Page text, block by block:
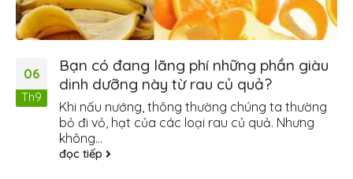
06
Th9
Bạn có đang lãng phí những phần giàu
dinh dưỡng này từ rau củ quả?
Khi nấu nướng, thông thường chúng ta thường
bỏ đi vỏ, hạt của các loại rau củ quả. Nhưng
không...
đọc tiếp